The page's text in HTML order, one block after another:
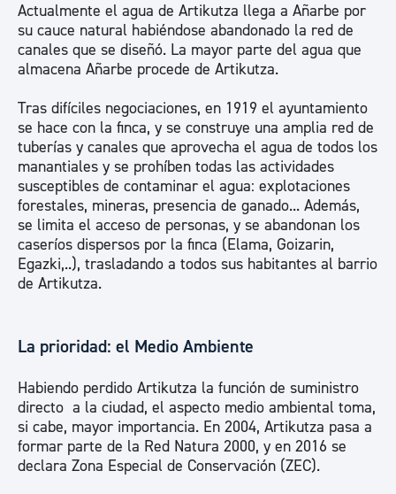
Actualmente el agua de Artikutza llega a Añarbe por
su cauce natural habiéndose abandonado la red de
canales que se diseñó. La mayor parte del agua que
almacena Añarbe procede de Artikutza.
Tras difíciles negociaciones, en 1919 el ayuntamiento
se hace con la finca, y se construye una amplia red de
tuberías y canales que aprovecha el agua de todos los
manantiales y se prohíben todas las actividades
susceptibles de contaminar el agua: explotaciones
forestales, mineras, presencia de ganado... Además,
se limita el acceso de personas, y se abandonan los
caseríos dispersos por la finca (Elama, Goizarin,
Egazki,..), trasladando a todos sus habitantes al barrio
de Artikutza.
La prioridad: el Medio Ambiente
Habiendo perdido Artikutza la función de suministro
directo a la ciudad, el aspecto medio ambiental toma,
si cabe, mayor importancia. En 2004, Artikutza pasa a
formar parte de la Red Natura 2000, y en 2016 se
declara Zona Especial de Conservación (ZEC).